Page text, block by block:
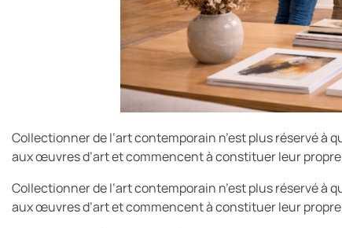
Collectionner de l’art contemporain n’est plus réservé à
aux œuvres d’art et commencent à constituer leur
Collectionner de l’art contemporain n’est plus réservé à
aux œuvres d’art et commencent à constituer leur